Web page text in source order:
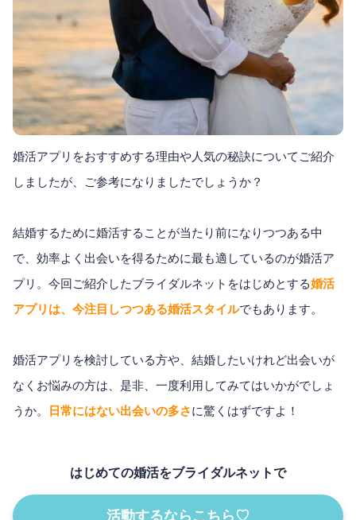
婚活アプリをおすすめする理由や人気の秘訣についてご紹介
しましたが、ご参考になりましたでしょうか？
結婚するために婚活することが当たり前になりつつある中
で、効率よく出会いを得るために最も適しているのが婚活ア
プリ。今回ご紹介したブライダルネットをはじめとする婚活
アプリは、今注目しつつある婚活スタイルでもあります。
婚活アプリを検討している方や、結婚したいけれど出会いが
なくお悩みの方は、是非、一度利用してみてはいかがでしょ
うか。
日常にはない出会いの多さに驚くはずですよ！
はじめての婚活をブライダルネットで
活動するならこちら♡